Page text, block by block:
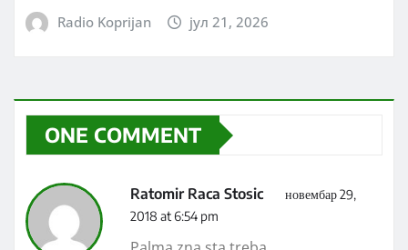
Radio Koprijan јул 21, 2026
ONE COMMENT
Ratomir Raca Stosic
новембар 29,
2018 at 6:54 pm